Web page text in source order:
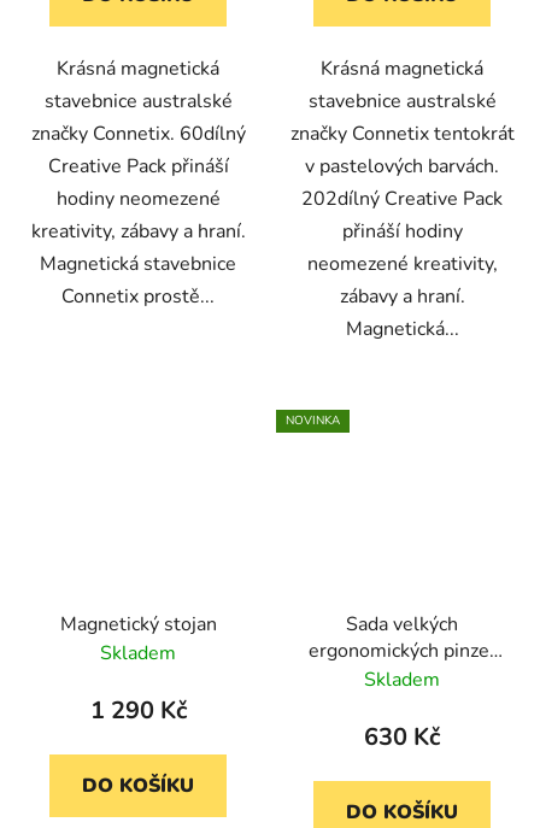
Krásná magnetická
stavebnice australské
značky Connetix. 60dílný
Creative Pack přináší
hodiny neomezené
kreativity, zábavy a hraní.
Magnetická stavebnice
Connetix prostě...
Krásná magnetická
stavebnice australské
značky Connetix tentokrát
v pastelových barvách.
202dílný Creative Pack
přináší hodiny
neomezené kreativity,
zábavy a hraní.
Magnetická...
Magnetický stojan
Skladem
1 290 Kč
DO KOŠÍKU
NOVINKA
Sada velkých
ergonomických pinzet
(12 kusů)
Skladem
630 Kč
DO KOŠÍKU